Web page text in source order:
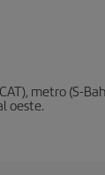
metro (S-
oeste.